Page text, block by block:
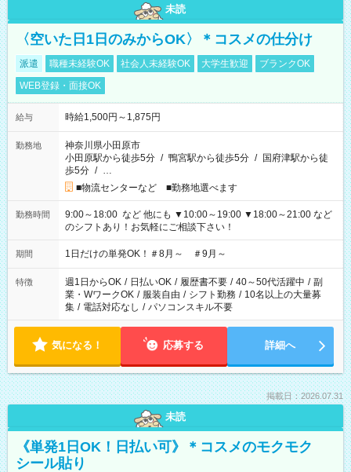
未読
〈空いた日1日のみからOK〉＊コスメの仕分け
派遣 職種未経験OK 社会人未経験OK 大学生歓迎
ブランクOK
WEB登録・面接OK
給与 時給1,500円～1,875円
勤務地
神奈川県小田原市
小田原駅から徒歩5分 / 鴨宮駅から徒歩5分 / 国府津駅から徒
歩5分 / …
■物流センターなど ■勤務地選べます
勤務時間
9:00～18:00 など 他にも ▼10:00～19:00 ▼18:00～21:00 など
のシフトあり！お気軽にご相談下さい！
期間 1日だけの単発OK！＃8月～ ＃9月～
特徴 週1日からOK / 日払いOK / 履歴書不要 / 40～50代活躍中 / 副
業・WワークOK / 服装自由 / シフト勤務 / 10名以上の大量募
集 / 電話対応なし / パソコンスキル不要
気になる！ 応募する 詳細へ
掲載日：2026.07.31
未読
《単発1日OK！日払い可》＊コスメのモクモク
シール貼り